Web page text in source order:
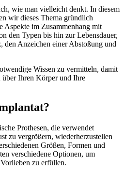
wie man vielleicht denkt. In diesem
wir dieses Thema gründlich
Aspekte im Zusammenhang mit
den Typen bis hin zur Lebensdauer,
den Anzeichen einer Abstoßung und
Wissen zu vermitteln, damit
über Ihren Körper und Ihre
Prothesen, die verwendet
zu vergrößern, wiederherzustellen
Größen, Formen und
verschiedene Optionen, um
zu erfüllen.